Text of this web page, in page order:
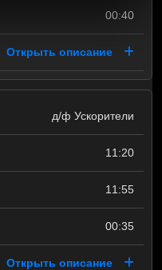
00:40
Открыть описание
д/ф Ускорители
11:20
11:55
00:35
Открыть описание